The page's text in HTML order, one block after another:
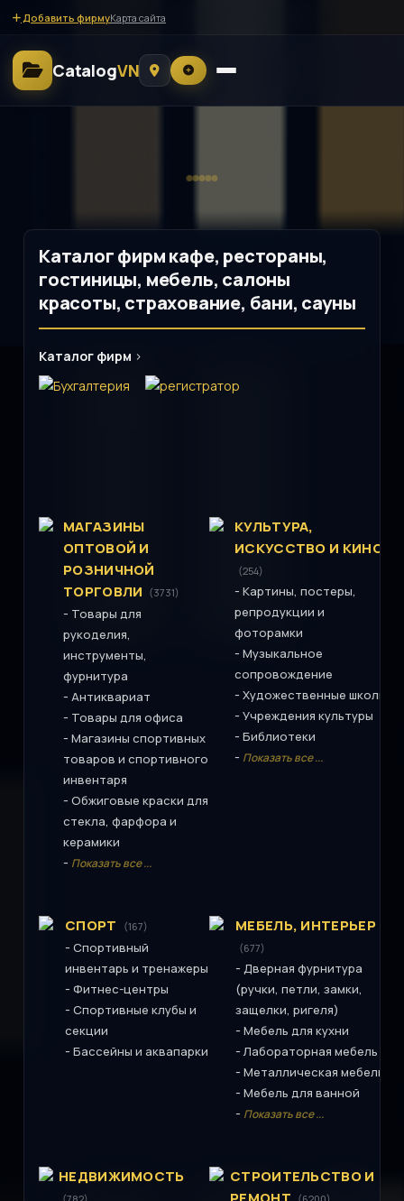
Добавить фирмуКарта сайта
CatalogVN
Каталог фирм кафе, рестораны,
гостиницы, мебель, салоны
красоты, страхование, бани, сауны
Каталог фирм >
МАГАЗИНЫ
ОПТОВОЙ И
РОЗНИЧНОЙ
ТОРГОВЛИ (3731)
- Товары для
рукоделия,
инструменты,
фурнитура
- Антиквариат
- Товары для офиса
- Магазины спортивных
товаров и спортивного
инвентаря
- Обжиговые краски для
стекла, фарфора и
керамики
- Показать все ...
КУЛЬТУРА,
ИСКУССТВО И КИНО
(254)
- Картины, постеры,
репродукции и
фоторамки
- Музыкальное
сопровождение
- Художественные школы
- Учреждения культуры
- Библиотеки
- Показать все ...
СПОРТ (167)
- Спортивный
инвентарь и тренажеры
- Фитнес-центры
- Спортивные клубы и
секции
- Бассейны и аквапарки
МЕБЕЛЬ, ИНТЕРЬЕР
(677)
- Дверная фурнитура
(ручки, петли, замки,
защелки, ригеля)
- Мебель для кухни
- Лабораторная мебель
- Металлическая мебель
- Мебель для ванной
- Показать все ...
НЕДВИЖИМОСТЬ
СТРОИТЕЛЬСТВО И